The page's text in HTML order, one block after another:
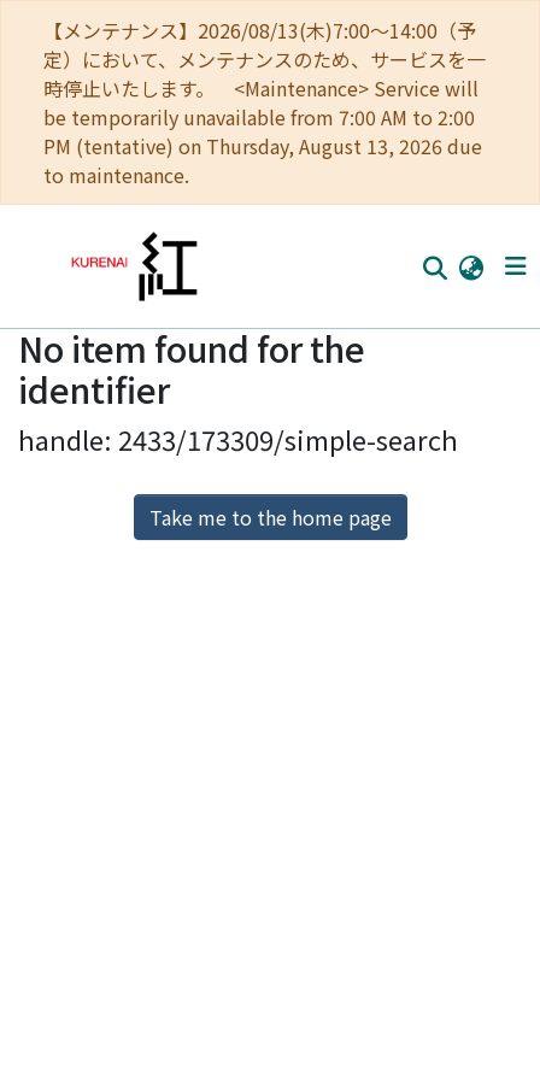
【メンテナンス】2026/08/13(木)7:00～14:00（予
定）において、メンテナンスのため、サービスを一
時停止いたします。 <Maintenance> Service will
be temporarily unavailable from 7:00 AM to 2:00
PM (tentative) on Thursday, August 13, 2026 due
to maintenance.
Home
Communities
Browse
Download Ranking
No item found for the
identifier
handle: 2433/173309/simple-search
Take me to the home page